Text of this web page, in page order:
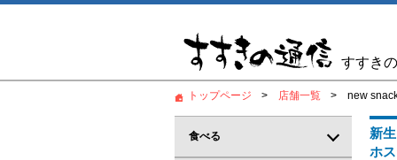
すすき
トップページ 店舗一覧 new
新
ホ
食べる